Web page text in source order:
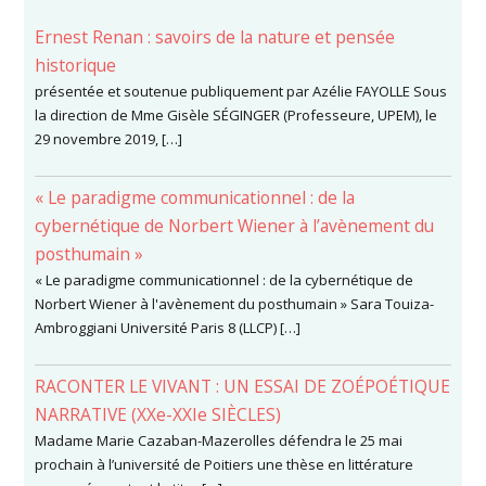
Ernest Renan : savoirs de la nature et pensée
historique
présentée et soutenue publiquement par Azélie FAYOLLE Sous
la direction de Mme Gisèle SÉGINGER (Professeure, UPEM), le
29 novembre 2019, […]
« Le paradigme communicationnel : de la
cybernétique de Norbert Wiener à l’avènement du
posthumain »
« Le paradigme communicationnel : de la cybernétique de
Norbert Wiener à l'avènement du posthumain » Sara Touiza-
Ambroggiani Université Paris 8 (LLCP) […]
RACONTER LE VIVANT : UN ESSAI DE ZOÉPOÉTIQUE
NARRATIVE (XXe-XXIe SIÈCLES)
Madame Marie Cazaban-Mazerolles défendra le 25 mai
prochain à l’université de Poitiers une thèse en littérature